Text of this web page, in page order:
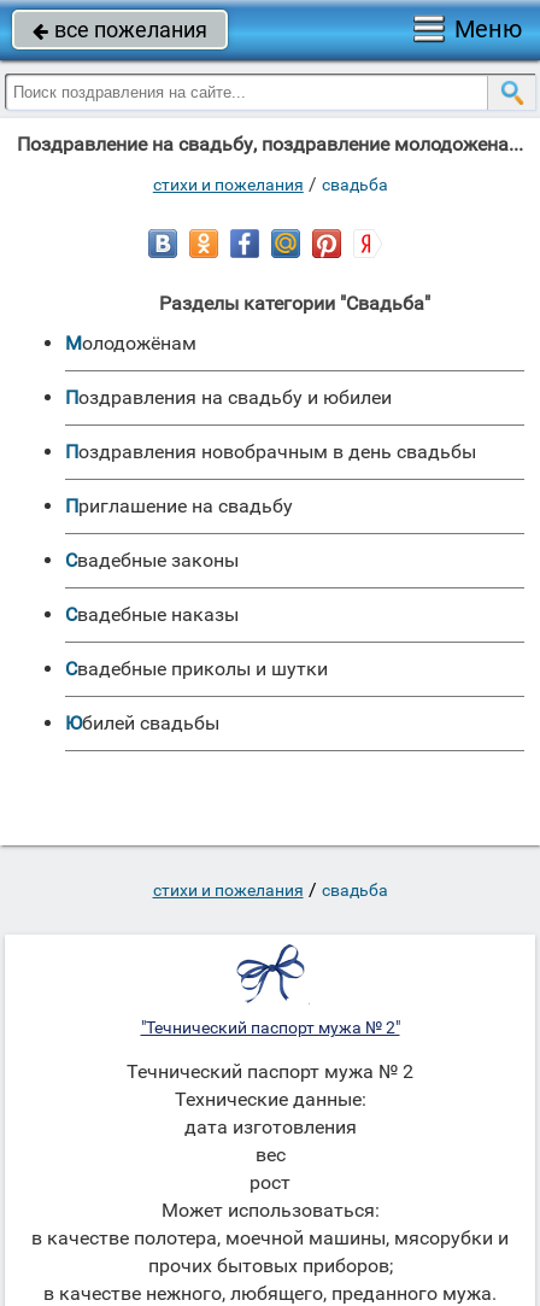
 все пожелания Меню
Поздравление на свадьбу, поздравление молодоженам, сценарий на свадьбу, поздравление на годовщину свадьбы
стихи и пожелания / свадьба
Разделы категории "Свадьба"
Молодожёнам
Поздравления на свадьбу и юбилеи
Поздравления новобрачным в день свадьбы
Приглашение на свадьбу
Свадебные законы
Свадебные наказы
Свадебные приколы и шутки
Юбилей свадьбы
стихи и пожелания / свадьба
"Течнический паспорт мужа № 2"
Течнический паспорт мужа № 2
Технические данные:
дата изготовления
вес
рост
Может использоваться:
в качестве полотера, моечной машины, мясорубки и
прочих бытовых приборов;
в качестве нежного, любящего, преданного мужа.